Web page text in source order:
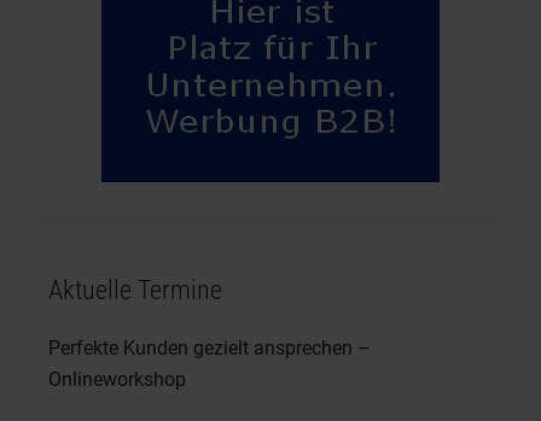
Aktuelle Termine
Perfekte Kunden gezielt ansprechen –
Onlineworkshop